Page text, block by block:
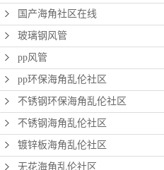
国产海角社区在线
玻璃钢风管
pp风管
pp环保海角乱伦社区
不锈钢环保海角乱伦社区
不锈钢海角乱伦社区
镀锌板海角乱伦社区
无花海角乱伦社区